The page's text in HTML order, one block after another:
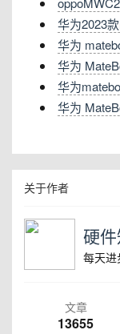
华为2023
华为
华为
华为
华为
关于作者
硬
每天进
文章
13655